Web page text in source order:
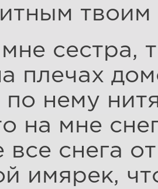
твоим
мне сестра,
плечах
по нему
на мне
снега
имярек,